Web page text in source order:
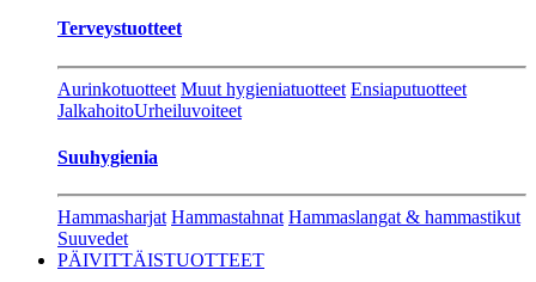
Terveystuotteet
Aurinkotuotteet Muut hygieniatuotteet Ensiaputuotteet
JalkahoitoUrheiluvoiteet
Suuhygienia
Hammasharjat Hammastahnat Hammaslangat & hammastikut
Suuvedet
PÄIVITTÄISTUOTTEET